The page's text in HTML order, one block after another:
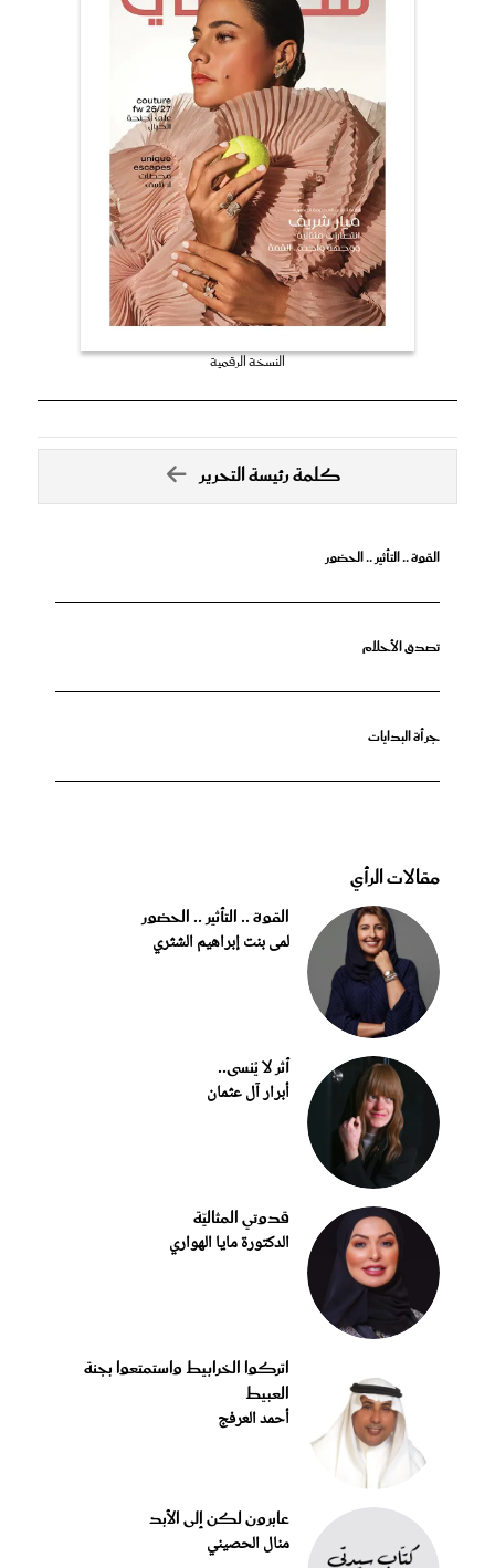
النسخة الرقمية
كلمة رئيسة التحرير
القوة .. التأثير .. الحضور
تصدق الأحلام
جرأة البدايات
مقالات الرأي
القوة .. التأثير .. الحضور
لمى بنت إبراهيم الشثري
أثر لا يُنسى..
أبرار آل عثمان
قدوتي المثاليّة
الدكتورة مايا الهواري
اتركوا الخرابيط واستمتعوا بجنة
العبيط
أحمد العرفج
عابرون لكن إلى الأبد
منال الحصيني